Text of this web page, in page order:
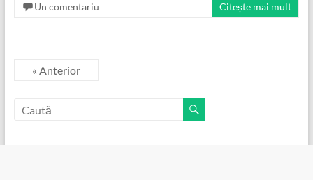
Un comentariu
Citește mai mult
« Anterior